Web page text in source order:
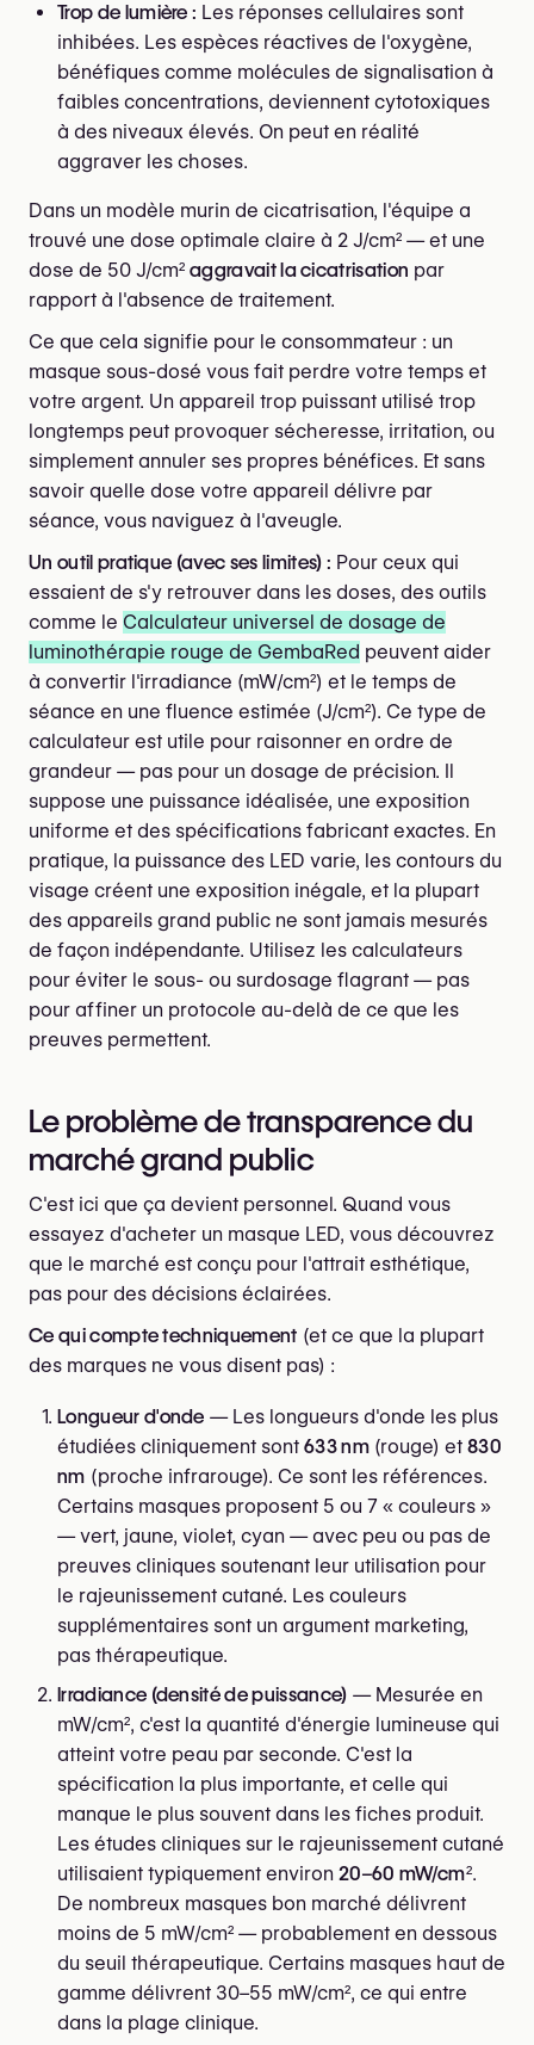
Trop de lumière : Les réponses cellulaires sont
inhibées. Les espèces réactives de l'oxygène,
bénéfiques comme molécules de signalisation à
faibles concentrations, deviennent cytotoxiques
à des niveaux élevés. On peut en réalité
aggraver les choses.
Dans un modèle murin de cicatrisation, l'équipe a
trouvé une dose optimale claire à 2 J/cm² — et une
dose de 50 J/cm² aggravait la cicatrisation par
rapport à l'absence de traitement.
Ce que cela signifie pour le consommateur : un
masque sous-dosé vous fait perdre votre temps et
votre argent. Un appareil trop puissant utilisé trop
longtemps peut provoquer sécheresse, irritation, ou
simplement annuler ses propres bénéfices. Et sans
savoir quelle dose votre appareil délivre par
séance, vous naviguez à l'aveugle.
Un outil pratique (avec ses limites) : Pour ceux qui
essaient de s'y retrouver dans les doses, des outils
comme le Calculateur universel de dosage de
luminothérapie rouge de GembaRed peuvent aider
à convertir l'irradiance (mW/cm²) et le temps de
séance en une fluence estimée (J/cm²). Ce type de
calculateur est utile pour raisonner en ordre de
grandeur — pas pour un dosage de précision. Il
suppose une puissance idéalisée, une exposition
uniforme et des spécifications fabricant exactes. En
pratique, la puissance des LED varie, les contours du
visage créent une exposition inégale, et la plupart
des appareils grand public ne sont jamais mesurés
de façon indépendante. Utilisez les calculateurs
pour éviter le sous- ou surdosage flagrant — pas
pour affiner un protocole au-delà de ce que les
preuves permettent.
Le problème de transparence du
marché grand public
C'est ici que ça devient personnel. Quand vous
essayez d'acheter un masque LED, vous découvrez
que le marché est conçu pour l'attrait esthétique,
pas pour des décisions éclairées.
Ce qui compte techniquement (et ce que la plupart
des marques ne vous disent pas) :
Longueur d'onde — Les longueurs d'onde les plus
étudiées cliniquement sont 633 nm(rouge) et 830
nm (proche infrarouge). Ce sont les références.
Certains masques proposent 5 ou 7 « couleurs »
— vert, jaune, violet, cyan — avec peu ou pas de
preuves cliniques soutenant leur utilisation pour
le rajeunissement cutané. Les couleurs
supplémentaires sont un argument marketing,
pas thérapeutique.
Irradiance (densité de puissance) — Mesurée en
mW/cm², c'est la quantité d'énergie lumineuse qui
atteint votre peau par seconde. C'est la
spécification la plus importante, et celle qui
manque le plus souvent dans les fiches produit.
Les études cliniques sur le rajeunissement cutané
utilisaient typiquement environ 20–60 mW/cm².
De nombreux masques bon marché délivrent
moins de 5 mW/cm² — probablement en dessous
du seuil thérapeutique. Certains masques haut de
gamme délivrent 30–55 mW/cm², ce qui entre
dans la plage clinique.